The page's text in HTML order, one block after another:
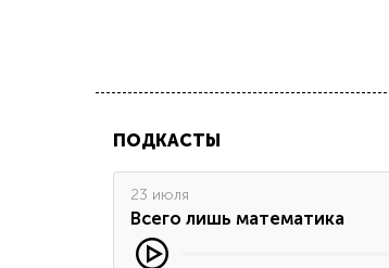
ПОДКАСТЫ
23 июля
Всего лишь математика